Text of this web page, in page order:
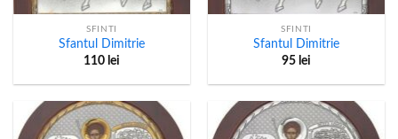
SFINTI
Sfantul Dimitrie
110 lei
SFINTI
Sfantul Dimitrie
95 lei